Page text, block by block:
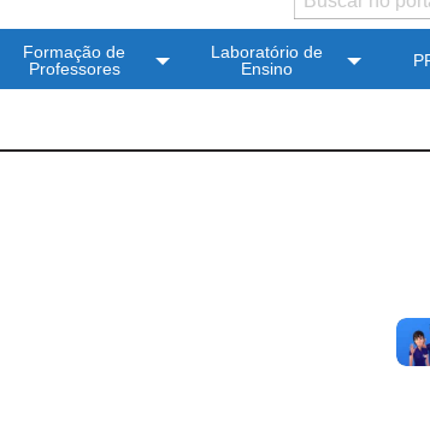
Formação de
Professores
Laboratório de
Ensino